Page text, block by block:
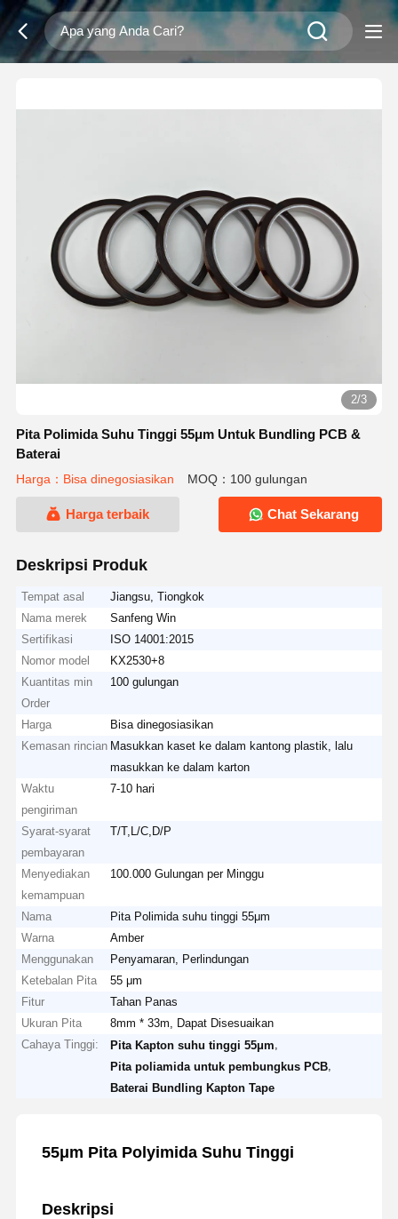
2/3
Pita Polimida Suhu Tinggi 55μm Untuk Bundling PCB &
Baterai
Harga：Bisa dinegosiasikan MOQ：100 gulungan
Harga terbaik Chat Sekarang
Deskripsi Produk
Tempat asal
Jiangsu, Tiongkok
Nama merek
Sanfeng Win
Sertifikasi
ISO 14001:2015
Nomor model
KX2530+8
Kuantitas min
Order
100 gulungan
Harga
Bisa dinegosiasikan
Kemasan rincian Masukkan kaset ke dalam kantong plastik, lalu
masukkan ke dalam karton
Waktu
pengiriman
7-10 hari
Syarat-syarat
pembayaran
T/T,L/C,D/P
Menyediakan
kemampuan
100.000 Gulungan per Minggu
Nama
Pita Polimida suhu tinggi 55μm
Warna
Amber
Menggunakan
Penyamaran, Perlindungan
Ketebalan Pita
55 μm
Fitur
Tahan Panas
Ukuran Pita
8mm * 33m, Dapat Disesuaikan
Cahaya Tinggi:
Pita Kapton suhu tinggi 55μm
Pita poliamida untuk pembungkus PCB
Baterai Bundling Kapton Tape
55μm Pita Polyimida Suhu Tinggi
Deskripsi